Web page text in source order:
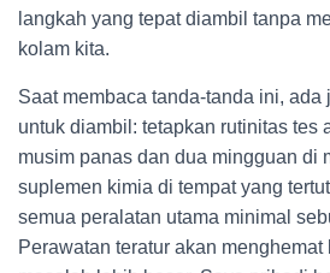
langkah yang tepat diambil tanpa
kolam kita.
Saat membaca tanda-tanda ini,
untuk diambil: tetapkan rutinitas tes
musim panas dan dua mingguan di
suplemen kimia di tempat yang
semua peralatan utama minimal
Perawatan teratur akan